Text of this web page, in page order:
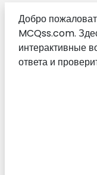
Добро
MCQss.com.
интерактивные
ответа и